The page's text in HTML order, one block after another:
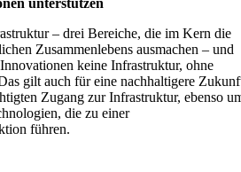
unter­stüt­zen
– drei Bereiche, die im Kern die
Zusammenlebens ausmachen – und
keine Infrastruktur, ohne
gilt auch für eine nachhaltigere
Zugang zur Infrastruktur, ebenso
die zu einer
führen.